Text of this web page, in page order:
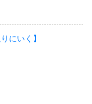
にいく】